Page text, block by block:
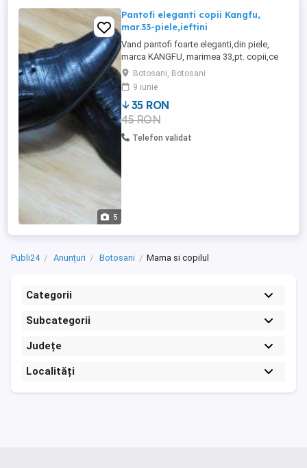
5
Pantofi eleganti copii Kangfu,
mar.33-piele,ieftini
Vand pantofi foarte eleganti,din piele,
marca KANGFU, marimea 33,pt. copii,ce
pot fii purtati la scoala sau la diverse
ocazii.
Botosani, Botosani
9 iunie
35 RON
45 RON
Telefon validat
Publi24 Anunțuri Botosani Mama si copilul
Categorii
Subcategorii
Județe
Localități